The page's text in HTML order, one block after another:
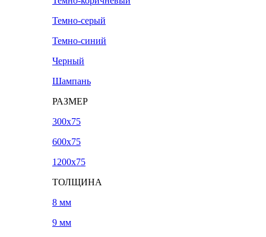
Темно-серый
Темно-синий
Черный
Шампань
РАЗМЕР
300х75
600х75
1200х75
ТОЛЩИНА
8 мм
9 мм